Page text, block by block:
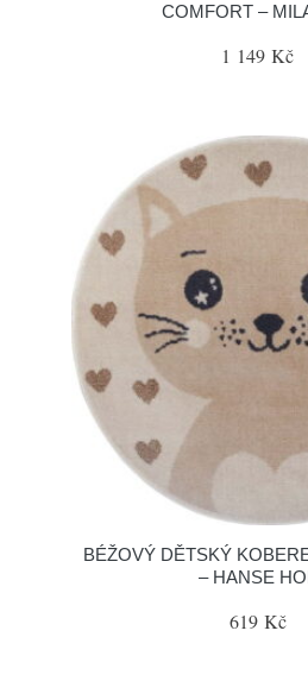
COMFORT –
1 149 Kč
BÉŽOVÝ DĚTSKÝ
– HANSE
619 Kč